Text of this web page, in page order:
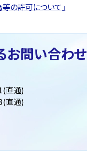
の許可について」
お問い合わせ
直通)
直通)